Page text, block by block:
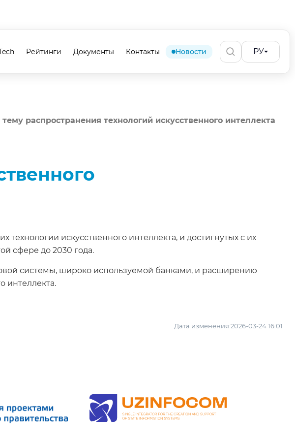
Рейтинги Документы Контакты Новости РУ
распространения технологий искусственного интеллекта
искусственного интеллекта, и достигнутых с их
сфере до 2030 года.
системы, широко используемой банками, и расширению
интеллекта.
Дата изменения:2026-03-24 16:01